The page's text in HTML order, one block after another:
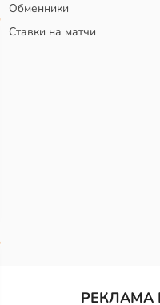
Обменники
Ставки на матчи
РЕКЛАМА